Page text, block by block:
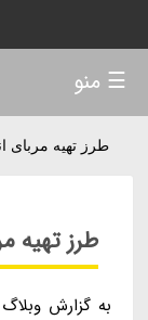
طرز تهیه مربای
طرز تهیه
به گزارش
☰ منو